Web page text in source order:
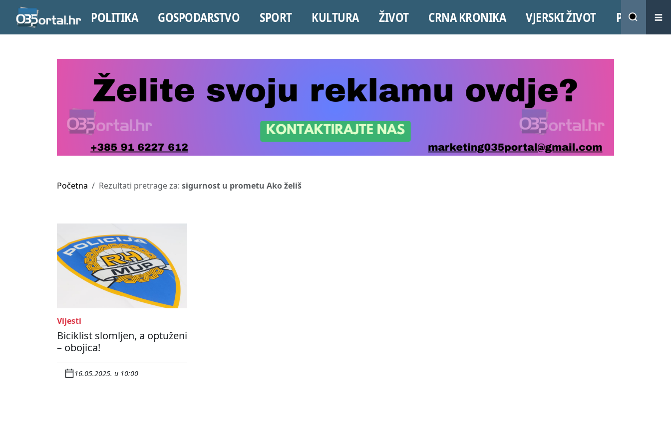
POLITIKA GOSPODARSTVO SPORT KULTURA ŽIVOT CRNA KRONIKA VJERSKI ŽIVOT PROMO
Početna Rezultati pretrage za: sigurnost u prometu Ako želiš
Vijesti
Biciklist slomljen, a optuženi
– obojica!
16.05.2025. u 10:00